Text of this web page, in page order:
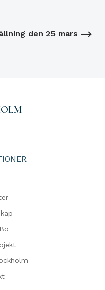
den 25 mars